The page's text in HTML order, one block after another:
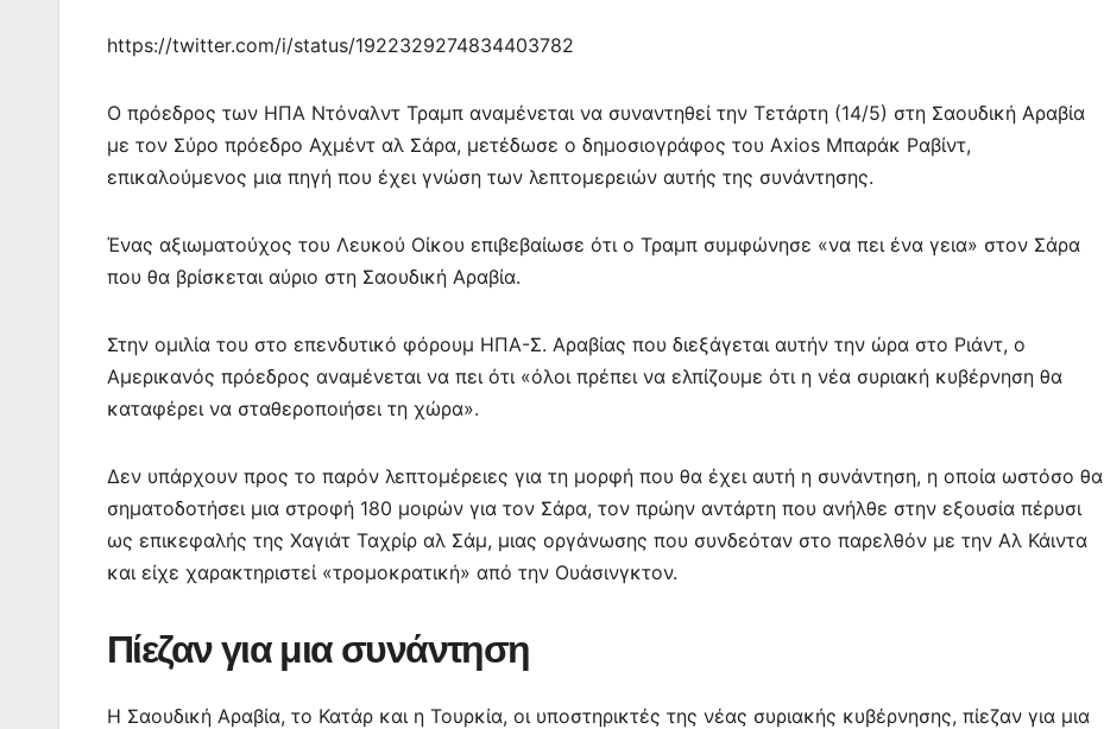
https://twitter.com/i/status/1922329274834403782
Ο πρόεδρος των ΗΠΑ Ντόναλντ Τραμπ αναμένεται να συναντηθεί την Τετάρτη (14/5) στη Σαουδική Αραβία
με τον Σύρο πρόεδρο Αχμέντ αλ Σάρα, μετέδωσε ο δημοσιογράφος του Axios Μπαράκ Ραβίντ,
επικαλούμενος μια πηγή που έχει γνώση των λεπτομερειών αυτής της συνάντησης.
Ένας αξιωματούχος του Λευκού Οίκου επιβεβαίωσε ότι ο Τραμπ συμφώνησε «να πει ένα γεια» στον Σάρα
που θα βρίσκεται αύριο στη Σαουδική Αραβία.
Στην ομιλία του στο επενδυτικό φόρουμ ΗΠΑ-Σ. Αραβίας που διεξάγεται αυτήν την ώρα στο Ριάντ, ο
Αμερικανός πρόεδρος αναμένεται να πει ότι «όλοι πρέπει να ελπίζουμε ότι η νέα συριακή κυβέρνηση θα
καταφέρει να σταθεροποιήσει τη χώρα».
Δεν υπάρχουν προς το παρόν λεπτομέρειες για τη μορφή που θα έχει αυτή η συνάντηση, η οποία ωστόσο θα
σηματοδοτήσει μια στροφή 180 μοιρών για τον Σάρα, τον πρώην αντάρτη που ανήλθε στην εξουσία πέρυσι
ως επικεφαλής της Χαγιάτ Ταχρίρ αλ Σάμ, μιας οργάνωσης που συνδεόταν στο παρελθόν με την Αλ Κάιντα
και είχε χαρακτηριστεί «τρομοκρατική» από την Ουάσινγκτον.
Πίεζαν για μια συνάντηση
Η Σαουδική Αραβία, το Κατάρ και η Τουρκία, οι υποστηρικτές της νέας συριακής κυβέρνησης, πίεζαν για μια